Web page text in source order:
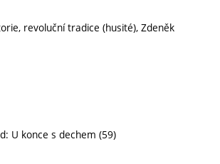
revoluční tradice (husité), Zdeněk
U konce s dechem (59)